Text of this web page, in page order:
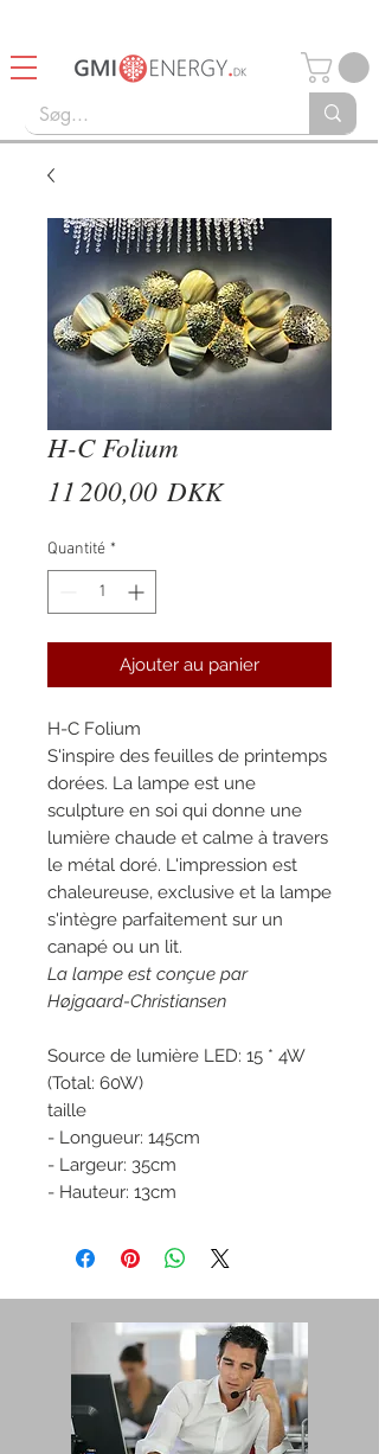
H-C Folium
11 200,00 DKKPrix
Quantité *
Ajouter au panier
H-C Folium
S'inspire des feuilles de printemps
dorées. La lampe est une
sculpture en soi qui donne une
lumière chaude et calme à travers
le métal doré. L'impression est
chaleureuse, exclusive et la lampe
s'intègre parfaitement sur un
canapé ou un lit.
La lampe est conçue par
Højgaard-Christiansen
Source de lumière LED: 15 * 4W
(Total: 60W)
taille
- Longueur: 145cm
- Largeur: 35cm
- Hauteur: 13cm